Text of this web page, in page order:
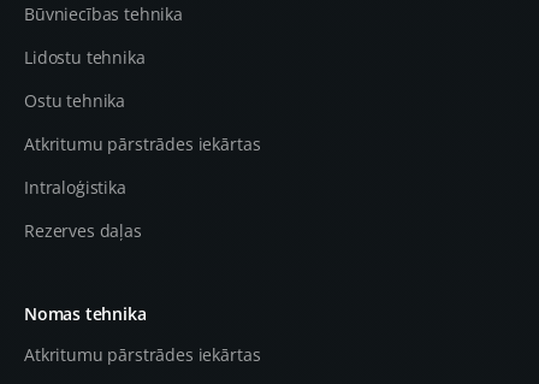
Būvniecības tehnika
Lidostu tehnika
Ostu tehnika
Atkritumu pārstrādes iekārtas
Intraloģistika
Rezerves daļas
Nomas tehnika
Atkritumu pārstrādes iekārtas